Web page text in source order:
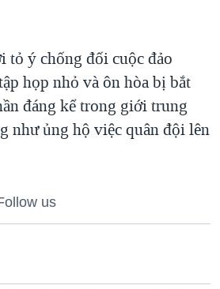
tỏ ý chống đối cuộc đảo
họp nhỏ và ôn hòa bị bắt
đáng kể trong giới trung
như ủng hộ việc quân đội lên
us